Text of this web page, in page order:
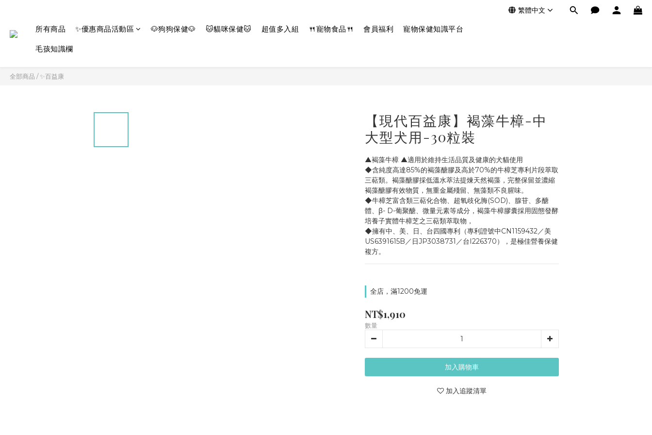
繁體中文
所有商品 ✨優惠商品活動區 🐶狗狗保健🐶 🐱貓咪保健🐱 超值多入組 🍴寵物食品🍴 會員福利 寵物保健知識平台
毛孩知識欄
全部商品 /✨百益康
【現代百益康】褐藻牛樟-中
大型犬用-30粒裝
▲褐藻牛樟 ▲適用於維持生活品質及健康的犬貓使用
◆含純度高達85%的褐藻醣膠及高於70%的牛樟芝專利片段萃取
三萜類。褐藻醣膠採低溫水萃法提煉天然褐藻，完整保留並濃縮
褐藻醣膠有效物質，無重金屬殘留、無藻類不良腥味。
◆牛樟芝富含類三萜化合物、超氧歧化脢(SOD)、腺苷、多醣
體、β- D-葡聚醣、微量元素等成分，褐藻牛樟膠囊採用固態發酵
培養子實體牛樟芝之三萜類萃取物，
◆擁有中、美、日、台四國專利（專利證號中CN1159432／美
US6391615B／日JP3038731／台I226370），是極佳營養保健
複方。
全店，滿1200免運
NT$1,910
數量
加入購物車
加入追蹤清單